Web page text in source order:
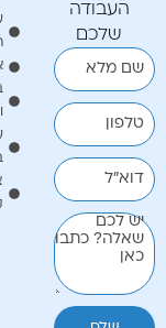
העבודה
שלכם
שם מלא
טלפון
דוא"ל
יש לכם
שאלה? כתבו
כאן